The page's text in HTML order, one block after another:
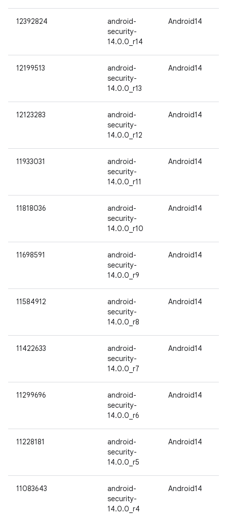
12392824
android-
security-
14.0.0_r14
Android14
12199513
android-
security-
14.0.0_r13
Android14
12123283
android-
security-
14.0.0_r12
Android14
11933031
android-
security-
14.0.0_r11
Android14
11818036
android-
security-
14.0.0_r10
Android14
11698591
android-
security-
14.0.0_r9
Android14
11584912
android-
security-
14.0.0_r8
Android14
11422633
android-
security-
14.0.0_r7
Android14
11299696
android-
security-
14.0.0_r6
Android14
11228181
android-
security-
14.0.0_r5
Android14
11083643
android-
security-
14.0.0_r4
Android14